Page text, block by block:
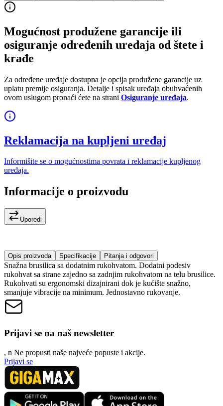
Mogućnost produžene garancije ili
osiguranje određenih uređaja od štete i
krađe
Za određene uređaje dostupna je opcija produžene garancije uz
uplatu premije osiguranja. Detalje i spisak uređaja obuhvaćenih
ovom uslugom pronaći ćete na strani Osiguranje uređaja.
Reklamacija na kupljeni uređaj
Informišite se o mogućnostima povrata i reklamacije kupljenog
uređaja.
Informacije o proizvodu
Uporedi
Opis proizvoda Specifikacije Pitanja i odgovori
Snažna brusilica sa dodatnim rukohvatom. Dodatni podesiv
rukohvat sa strane zajedno sa zadnjim rukohvatom na telu brusilice.
Rukohvati su ergonomski dizajnirani dok je kućište snažno,
smanjuje vibracije na minimum. Jednostavno rukovanje.
Prijavi se na naš newsletter
, n Ne propusti naše najveće popuste i akcije.
Prijavi se